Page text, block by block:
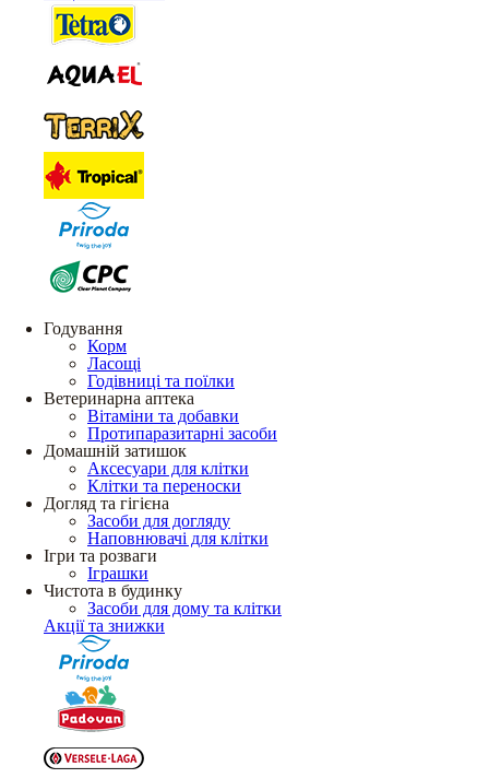
Годування
Корм
Ласощі
Годівниці та поїлки
Ветеринарна аптека
Вітаміни та добавки
Протипаразитарні засоби
Домашній затишок
Аксесуари для клітки
Клітки та переноски
Догляд та гігієна
Засоби для догляду
Наповнювачі для клітки
Ігри та розваги
Іграшки
Чистота в будинку
Засоби для дому та клітки
Акції та знижки